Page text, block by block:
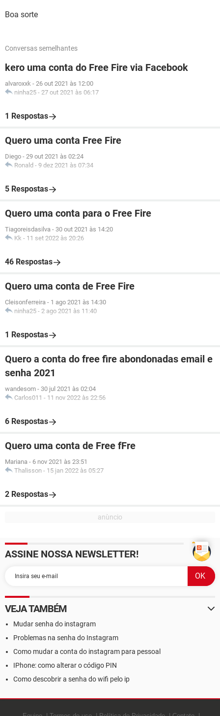
Boa sorte
Conversas semelhantes
kero uma conta do Free Fire via Facebook
alvaroxxk - 26 out 2021 às 12:00
ninha25 - 27 out 2021 às 06:17
1 Respostas
Quero uma conta Free Fire
Diego - 29 out 2021 às 02:24
Ronald - 9 dez 2021 às 07:34
5 Respostas
Quero uma conta para o Free Fire
Tiagoreisdasilva - 30 out 2021 às 14:20
Kk - 11 set 2022 às 20:26
46 Respostas
Quero uma conta de Free Fire
Cleisonferreira - 1 ago 2021 às 14:30
ninha25 - 2 ago 2021 às 11:40
1 Respostas
Quero a conta do free fire abondonadas email e
senha 2021
wandesom - 30 jul 2021 às 02:04
Carlos011 - 11 nov 2022 às 22:56
6 Respostas
Quero uma conta de Free fFre
Mariana - 6 nov 2021 às 23:51
Thalisson - 15 jan 2022 às 05:27
2 Respostas
ASSINE NOSSA NEWSLETTER!
VEJA TAMBÉM
Mudar senha do instagram
Problemas na senha do Instagram
Como mudar a conta do instagram para pessoal
IPhone: como alterar o código PIN
Como descobrir a senha do wifi pelo ip